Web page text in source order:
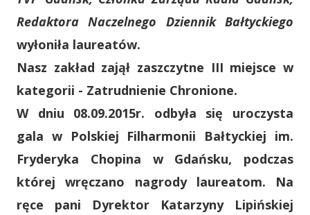
Redaktora Naczelnego Dziennik Bałtyckiego
wyłoniła laureatów.
Nasz zakład zajął zaszczytne III miejsce w
kategorii - Zatrudnienie Chronione.
W dniu 08.09.2015r. odbyła się uroczysta
gala w Polskiej Filharmonii Bałtyckiej im.
Fryderyka Chopina w Gdańsku, podczas
której wręczano nagrody laureatom. Na
ręce pani Dyrektor Katarzyny Lipińskiej